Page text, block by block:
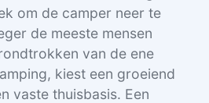
om de camper neer te
de meeste mensen
van de ene
kiest een groeiend
vaste thuisbasis. Een